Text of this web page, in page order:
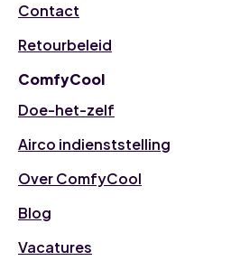
Contact
Retourbeleid
ComfyCool
Doe-het-zelf
Airco indienststelling
Over ComfyCool
Blog
Vacatures